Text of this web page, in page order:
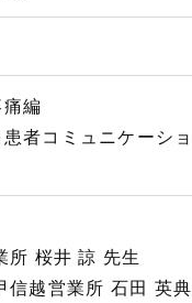
編
者コミュニケーショ
所 桜井 諒 先生
信越営業所 石田 英典